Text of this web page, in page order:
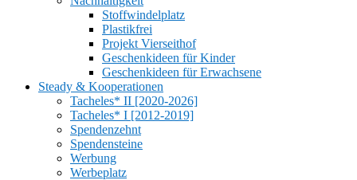
Stoffwindelplatz
Plastikfrei
Projekt Vierseithof
Geschenkideen für Kinder
Geschenkideen für Erwachsene
Steady & Kooperationen
Tacheles* II [2020-2026]
Tacheles* I [2012-2019]
Spendenzehnt
Spendensteine
Werbung
Werbeplatz